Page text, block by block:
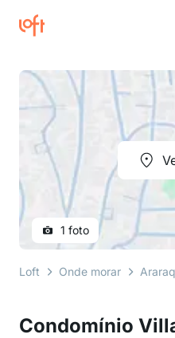
Condomínio
1 foto
Loft Onde morar